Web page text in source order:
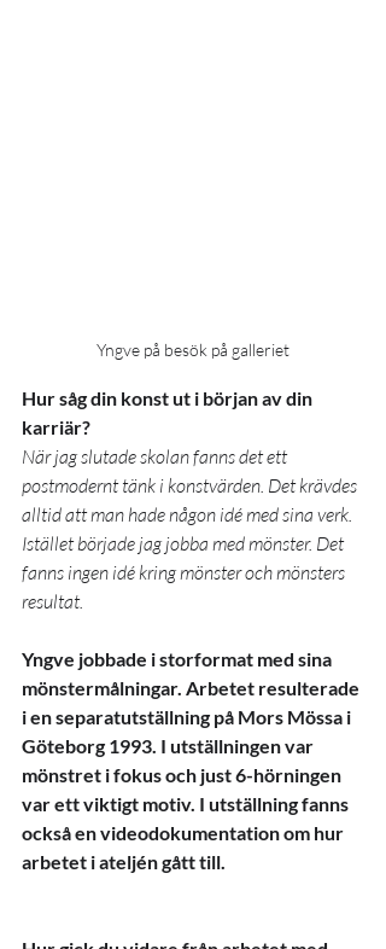
Yngve på besök på galleriet
Hur såg din konst ut i början av din
karriär?
När jag slutade skolan fanns det ett
postmodernt tänk i konstvärden. Det krävdes
alltid att man hade någon idé med sina verk.
Istället började jag jobba med mönster. Det
fanns ingen idé kring mönster och mönsters
resultat.
Yngve jobbade i storformat med sina
mönstermålningar. Arbetet resulterade
i en separatutställning på Mors Mössa i
Göteborg 1993. I utställningen var
mönstret i fokus och just 6-hörningen
var ett viktigt motiv. I utställning fanns
också en videodokumentation om hur
arbetet i ateljén gått till.